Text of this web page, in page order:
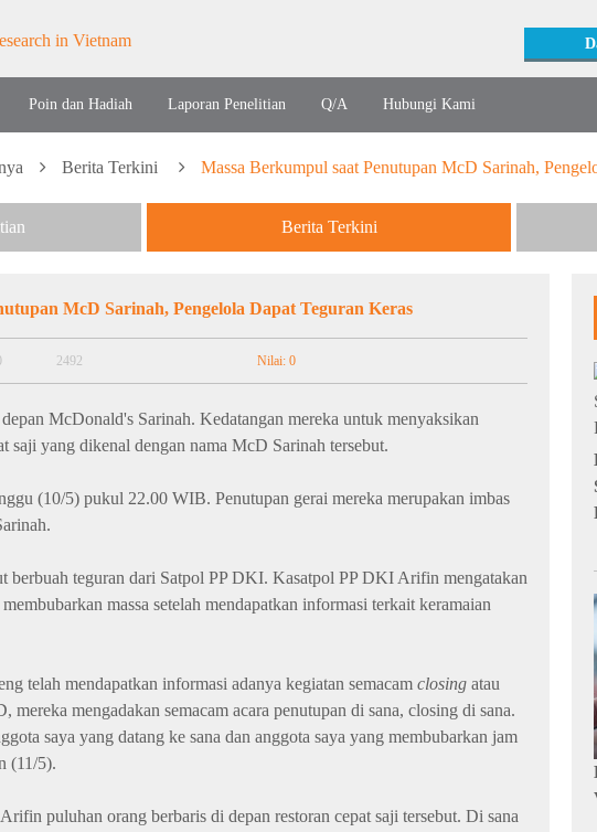
Poin dan Hadiah Laporan Penelitian Q/A Hubungi Kami
Berita Terkini Massa Berkumpul saat Penutupan McD Sarinah,
Berita Terkini
McD Sarinah, Pengelola Dapat Teguran Keras
2492 Nilai: 0
McDonald's Sarinah. Kedatangan mereka untuk menyaksikan
saji yang dikenal dengan nama McD Sarinah tersebut.
(10/5) pukul 22.00 WIB. Penutupan gerai mereka merupakan imbas
berbuah teguran dari Satpol PP DKI. Kasatpol PP DKI Arifin mengatakan
massa setelah mendapatkan informasi terkait keramaian
telah mendapatkan informasi adanya kegiatan semacam closing atau
mereka mengadakan semacam acara penutupan di sana, closing di sana.
saya yang datang ke sana dan anggota saya yang membubarkan jam
(11/5).
puluhan orang berbaris di depan restoran cepat saji tersebut. Di sana